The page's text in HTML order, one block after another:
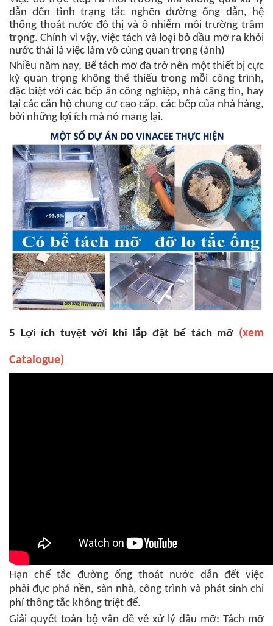
dẫn đến tình trạng tắc nghẽn đường ống dẫn, hệ
thống thoát nước đô thị và ô nhiễm môi trường trầm
trọng. Chính vì vậy, việc tách và loại bỏ dầu mỡ ra khỏi
nước thải là việc làm vô cùng quan trọng (ảnh)
Nhiều năm nay, Bể tách mỡ đã trở nên một thiết bị cực
kỳ quan trọng không thể thiếu trong mỗi công trình,
đặc biệt với các bếp ăn công nghiệp, nhà căng tin, hay
tại các căn hộ chung cư cao cấp, các bếp của nhà hàng,
bởi những lợi ích mà nó mang lại.
5 Lợi ích tuyệt vời khi lắp đặt bể tách mỡ (xem
Catalogue)
Hạn chế tắc đường ống thoát nước dẫn đết việc
phải đục phá nền, sàn nhà, công trình và phát sinh chi
phí thông tắc không triệt để.
Giải quyết toàn bộ vấn đề về xử lý dầu mỡ: Tách mỡ